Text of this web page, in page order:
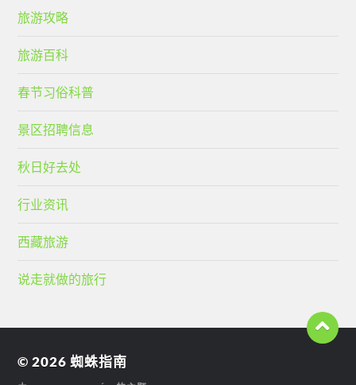
旅游攻略
旅游百科
春节习俗科普
景区招聘信息
秋日好去处
行业资讯
西藏旅游
说走就做的旅行
© 2026蜘蛛指南